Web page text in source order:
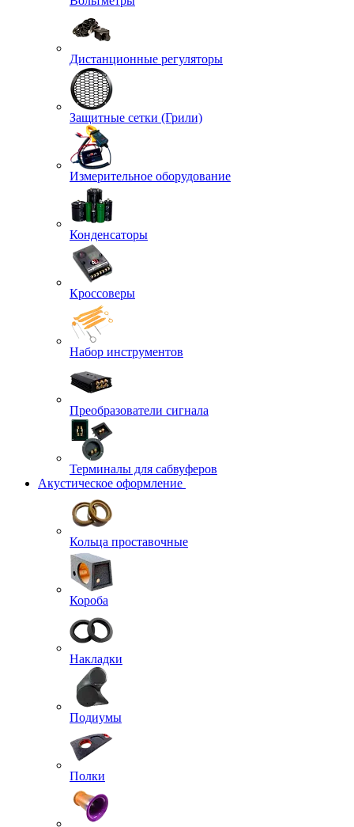
Дистанционные регуляторы
Защитные сетки (Грили)
Измерительное оборудование
Конденсаторы
Кроссоверы
Набор инструментов
Преобразователи сигнала
Терминалы для сабвуферов
Акустическое оформление
Кольца проставочные
Короба
Накладки
Подиумы
Полки